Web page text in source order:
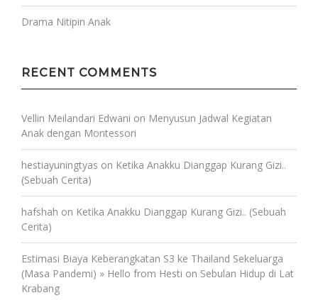
Drama Nitipin Anak
RECENT COMMENTS
Vellin Meilandari Edwani on Menyusun Jadwal Kegiatan
Anak dengan Montessori
hestiayuningtyas on Ketika Anakku Dianggap Kurang Gizi..
(Sebuah Cerita)
hafshah on Ketika Anakku Dianggap Kurang Gizi.. (Sebuah
Cerita)
Estimasi Biaya Keberangkatan S3 ke Thailand Sekeluarga
(Masa Pandemi) » Hello from Hesti on Sebulan Hidup di Lat
Krabang